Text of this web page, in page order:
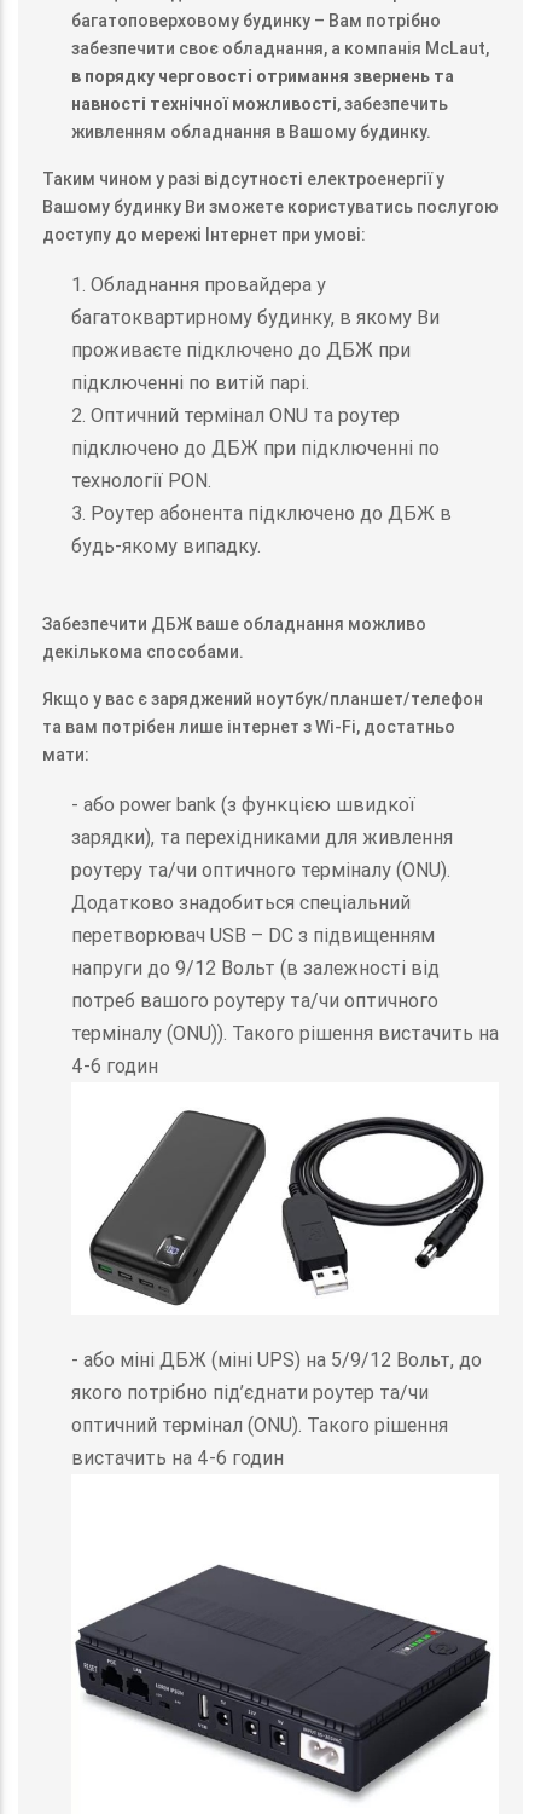
багатоповерховому будинку – Вам потрібно
забезпечити своє обладнання, а компанія McLaut,
в порядку черговості отримання звернень та
навності технічної можливості, забезпечить
живленням обладнання в Вашому будинку.
Таким чином у разі відсутності електроенергії у
Вашому будинку Ви зможете користуватись послугою
доступу до мережі Інтернет при умові:
1. Обладнання провайдера у
багатоквартирному будинку, в якому Ви
проживаєте підключено до ДБЖ при
підключенні по витій парі.
2. Оптичний термінал ONU та роутер
підключено до ДБЖ при підключенні по
технології PON.
3. Роутер абонента підключено до ДБЖ в
будь-якому випадку.
Забезпечити ДБЖ ваше обладнання можливо
декількома способами.
Якщо у вас є заряджений ноутбук/планшет/телефон
та вам потрібен лише інтернет з Wi-Fi, достатньо
мати:
- або power bank (з функцією швидкої
зарядки), та перехідниками для живлення
роутеру та/чи оптичного терміналу (ONU).
Додатково знадобиться спеціальний
перетворювач USB – DC з підвищенням
напруги до 9/12 Вольт (в залежності від
потреб вашого роутеру та/чи оптичного
терміналу (ONU)). Такого рішення вистачить на
4-6 годин
- або міні ДБЖ (міні UPS) на 5/9/12 Вольт, до
якого потрібно під’єднати роутер та/чи
оптичний термінал (ONU). Такого рішення
вистачить на 4-6 годин